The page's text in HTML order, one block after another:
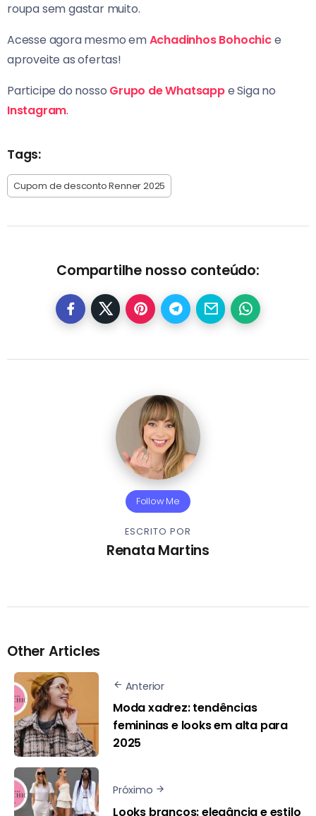
roupa sem gastar muito.
Acesse agora mesmo emAchadinhos Bohochice
aproveite as ofertas!
Participe do nosso Grupo de Whatsappe Siga no
Instagram.
Tags:
Cupom de desconto Renner 2025
Compartilhe nosso conteúdo:
Follow Me
ESCRITO POR
Renata Martins
Other Articles
Anterior
Moda xadrez: tendências
femininas e looks em alta para
2025
Próximo
Looks brancos: elegância e estilo